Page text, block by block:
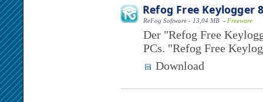
Refog Free Keylogger
ReFog Software - 13,04 MB - Freeware
Der "Refog Free
PCs. "Refog Free
Download